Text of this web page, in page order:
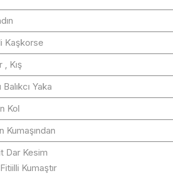
Kaşkorse
, Kış
Yaka
Kol
Kumaşından
Dar Kesim
Kumaştır